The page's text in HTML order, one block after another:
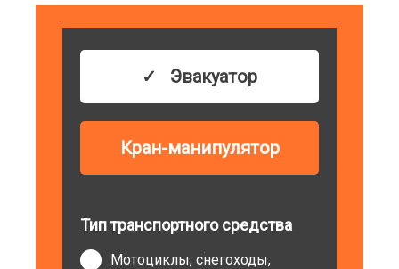
Эвакуатор
Кран-манипулятор
Тип транспортного средства
Мотоциклы, снегоходы,